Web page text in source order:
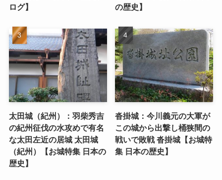
ログ】
の歴史】
太田城（紀州）：羽柴秀吉
の紀州征伐の水攻めで有名
な太田左近の居城 太田城
（紀州）【お城特集 日本の
歴史】
沓掛城：今川義元の大軍が
この城から出撃し桶狭間の
戦いで敗戦 沓掛城【お城特
集 日本の歴史】